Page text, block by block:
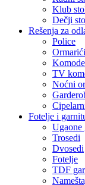
Klub
Dečji
Rešenja za
Police
Komode
TV
Noćni
Fotelje i
Ugaone
Trosedi
Dvosedi
Fotelje
TDF